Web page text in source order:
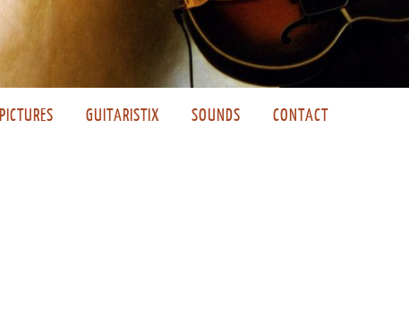
PICTURES GUITARISTIX SOUNDS CONTACT